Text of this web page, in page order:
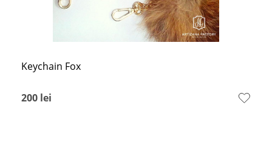
Keychain Fox
200 lei